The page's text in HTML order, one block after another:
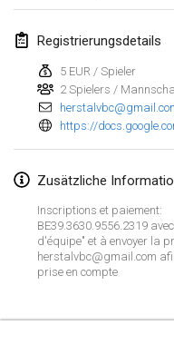
Registrierungsdetails
5 EUR / Spieler
2 Spielers /
Zusätzliche
Inscriptions et paiement:
BE39.3630.9556.2319
d'équipe" et à envoyer la
herstalvbc@gmail.com
prise en compte
Februar 2022
MS v
4. Feb. 2022|
TangoMölkky
5. Feb. 2022 | Finnland
Kohti Kisoja
Yamagata
13. Feb. 2022